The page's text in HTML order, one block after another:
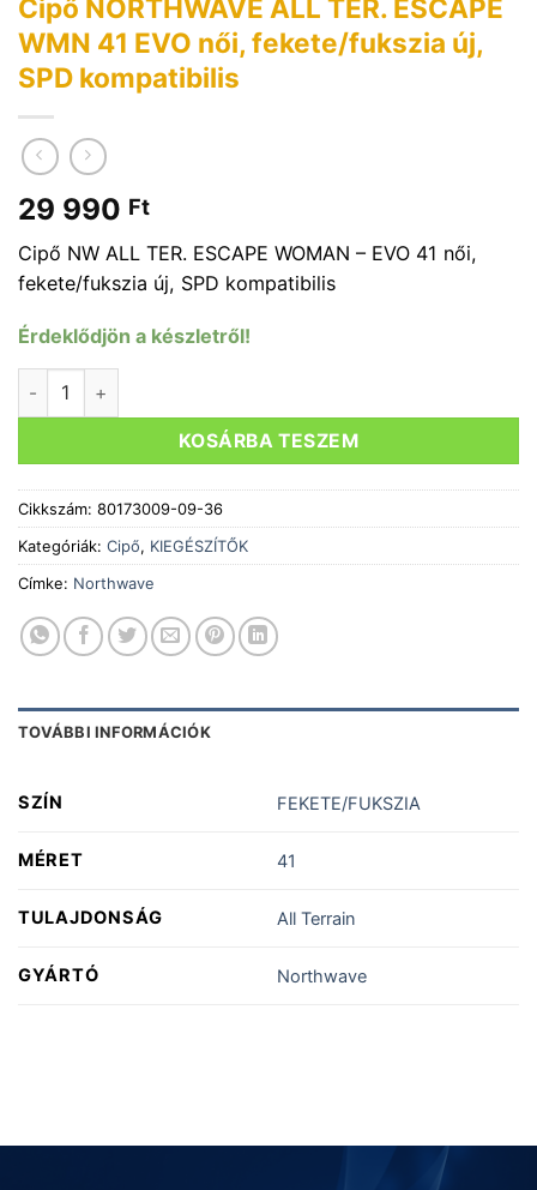
Cipő NORTHWAVE ALL TER. ESCAPE
WMN 41 EVO női, fekete/fukszia új,
SPD kompatibilis
29 990 Ft
Cipő NW ALL TER. ESCAPE WOMAN – EVO 41 női,
fekete/fukszia új, SPD kompatibilis
Érdeklődjön a készletről!
Cipő NORTHWAVE ALL TER. ESCAPE WMN 41 EVO női,
KOSÁRBA TESZEM
Cikkszám: 80173009-09-36
Kategóriák: Cipő, KIEGÉSZÍTŐK
Címke: Northwave
TOVÁBBI INFORMÁCIÓK
SZÍN FEKETE/FUKSZIA
MÉRET 41
TULAJDONSÁG All Terrain
GYÁRTÓ Northwave